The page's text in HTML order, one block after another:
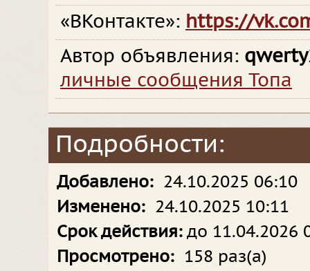
«ВКонтакте»: https://
Автор объявления:
личные сообщения Топа
Подробности:
Добавлено: 24.10.2025 06:10
Изменено: 24.10.2025 10:11
Срок действия: до 11.04.2026
Просмотрено: 158 раз(а)